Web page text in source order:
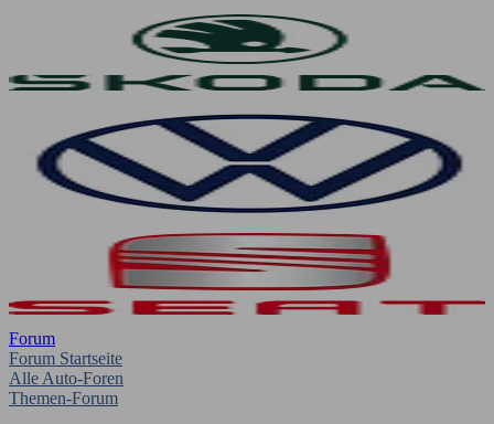
Forum
Forum Startseite
Alle Auto-Foren
Themen-Forum